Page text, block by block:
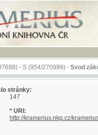
-S (954/270999)-Svod zákonův
* URI:
http://kramerius.nkp.cz/kramerius/